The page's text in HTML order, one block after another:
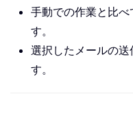
手動での作業と比べ
す。
選択したメールの送
す。